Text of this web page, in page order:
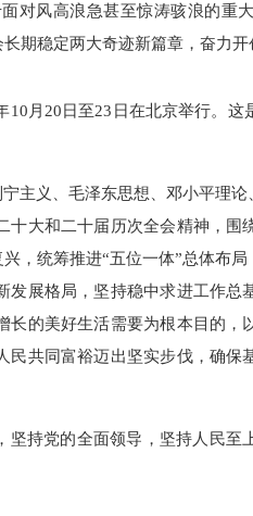
对风高浪急甚至惊涛骇浪的重
期稳定两大奇迹新篇章，奋力开
月20日至23日在北京举行。
主义、毛泽东思想、邓小平理论
大和二十届历次全会精神，围
，统筹推进“五位一体”总体布
展格局，坚持稳中求进工作总
的美好生活需要为根本目的，
共同富裕迈出坚实步伐，确保
持党的全面领导，坚持人民至